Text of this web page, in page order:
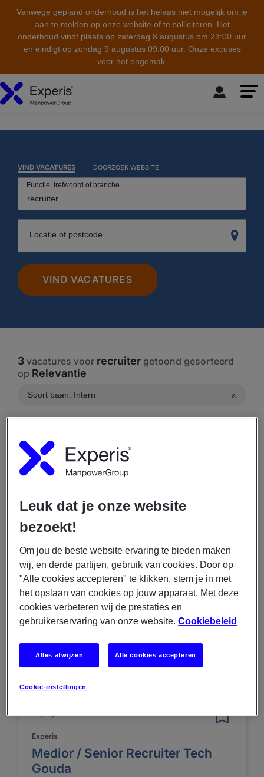
Vanwege gepland onderhoud is het helaas niet mogelijk om je
aan te melden op onze website of te solliciteren. Het
onderhoud vindt plaats op zaterdag 8 augustus om 23:00 uur
en eindigt op zondag 9 augustus 09:00 uur. Onze excuses
voor het ongemak.
skip to the main content
VIND VACATURES DOORZOEK WEBSITE
Functie, trefwoord of branche
Locatie of postcode
VIND VACATURES
3 vacatures voor recruiter getoond gesorteerd
op Relevantie
Soort baan: Intern x
Filter resultaten
Medior/ Senior Tech Recruiter
€ 3500 - € 5100
Gouda
Intern
Fulltime
BEKIJK MEER VACATURE-DETAILS
23/03/2026
Experis
Medior / Senior Recruiter Tech
Gouda
Leuk dat je onze website
bezoekt!
Om jou de beste website ervaring te bieden maken
wij, en derde partijen, gebruik van cookies. Door op
"Alle cookies accepteren" te klikken, stem je in met
het opslaan van cookies op jouw apparaat. Met deze
cookies verbeteren wij de prestaties en
gebruikerservaring van onze website.Cookiebeleid
Cookie-instellingen
Alles afwijzen Alle cookies accepteren